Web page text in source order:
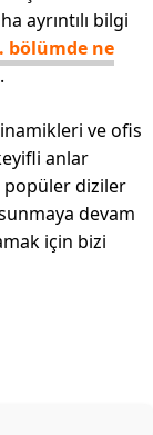
ayrıntılı bilgi
bölümde ne
ve ofis
anlar
popüler diziler
devam
için bizi